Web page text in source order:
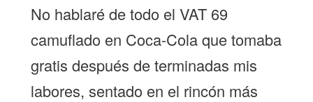
No hablaré de todo el VAT 69
camuflado en Coca-Cola que tomaba
gratis después de terminadas mis
labores, sentado en el rincón más